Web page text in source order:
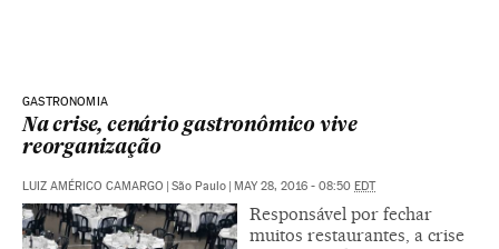
GASTRONOMIA
Na crise, cenário gastronômico vive
reorganização
LUIZ AMÉRICO CAMARGO | São Paulo | MAY 28, 2016 - 08:50 EDT
Responsável por fechar
muitos restaurantes, a crise